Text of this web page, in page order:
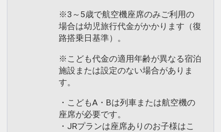
※3～5歳で航空機座席のみご利用の
場合は幼児旅行代金がかかります（復
路搭乗日基準）。
※こども代金の適用年齢が異なる宿泊
施設または設定のない場合がありま
す。
・こどもA・Bは列車または航空機の
座席が必要です。
・JRプランは座席ありのお子様はこ